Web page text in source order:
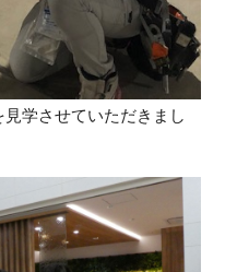
学させていただきまし